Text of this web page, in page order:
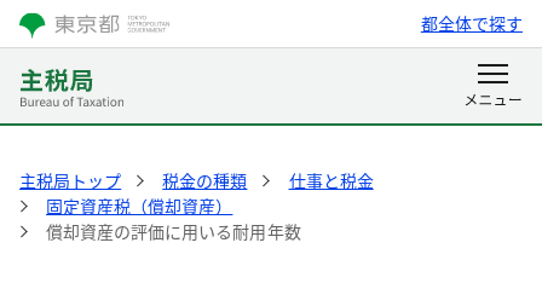
都全体で探す
主税局トップ 税金の種類
仕事と税金
固定資産税（償却資産）
償却資産の評価に用いる耐用年数